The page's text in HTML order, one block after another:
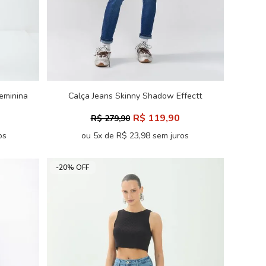
Calça Jeans Skinny Shadow Effectt
R$ 279,90 R$ 119,90
ou 5x de R$ 23,98 sem juros
-20% OFF